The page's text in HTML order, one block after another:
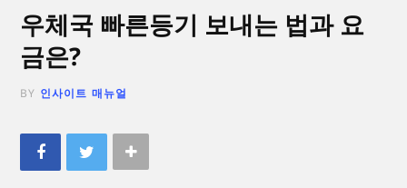
우체국 빠른등기 보내는 법과 요
금은?
BY 인사이트 매뉴얼